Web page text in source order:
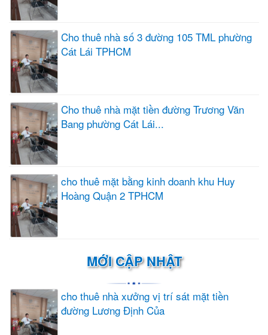
Cho thuê nhà số 3 đường 105 TML phường
Cát Lái TPHCM
Cho thuê nhà mặt tiền đường Trương Văn
Bang phường Cát Lái...
cho thuê mặt bằng kinh doanh khu Huy
Hoàng Quận 2 TPHCM
MỚI CẬP NHẬT
cho thuê nhà xưởng vị trí sát mặt tiền
đường Lương Định Của